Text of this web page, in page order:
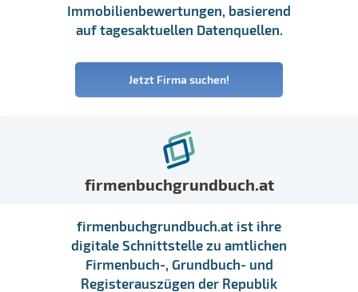
Immobilienbewertungen, basierend
auf tagesaktuellen Datenquellen.
Jetzt Firma suchen!
firmenbuchgrundbuch.at
firmenbuchgrundbuch.at ist ihre
digitale Schnittstelle zu amtlichen
Firmenbuch-, Grundbuch- und
Registerauszügen der Republik